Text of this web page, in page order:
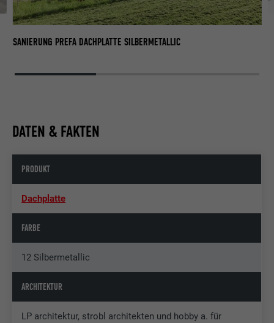
SANIERUNG PREFA DACHPLATTE SILBERMETALLIC
DATEN & FAKTEN
PRODUKT
Dachplatte
FARBE
12 Silbermetallic
ARCHITEKTUR
LP architektur, strobl architekten und hobby a. für